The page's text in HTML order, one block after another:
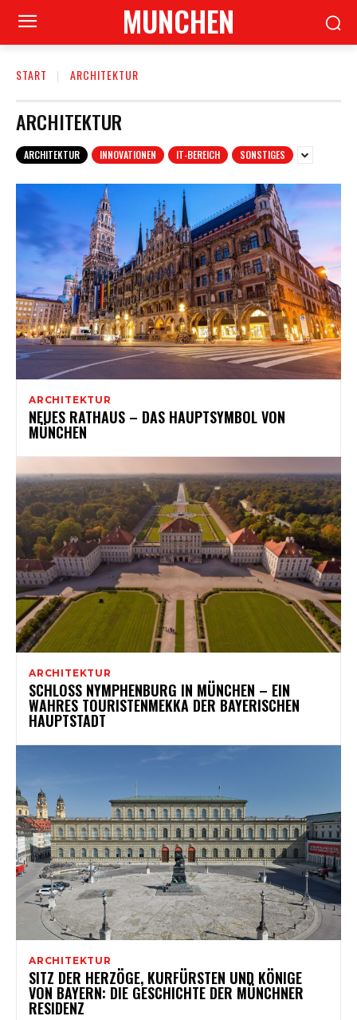
MUNCHEN
START ARCHITEKTUR
ARCHITEKTUR
ARCHITEKTUR INNOVATIONEN IT-BEREICH SONSTIGES
ARCHITEKTUR
NEUES RATHAUS – DAS HAUPTSYMBOL VON
MÜNCHEN
ARCHITEKTUR
SCHLOSS NYMPHENBURG IN MÜNCHEN – EIN
WAHRES TOURISTENMEKKA DER BAYERISCHEN
HAUPTSTADT
ARCHITEKTUR
SITZ DER HERZÖGE, KURFÜRSTEN UND KÖNIGE
VON BAYERN: DIE GESCHICHTE DER MÜNCHNER
RESIDENZ